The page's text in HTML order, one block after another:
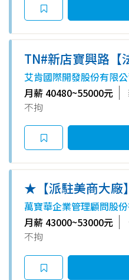
TN#新店寶興路【
禮盒】短期⚡學生
⚡【高時薪230起
加班🉑
艾肯國際開發股份有限
月薪 40480~55000元
不拘
★【派駐美商大廠】
Administrative
行政助理~台北內
萬寶華企業管理顧問股
月薪 43000~53000元
不拘